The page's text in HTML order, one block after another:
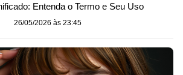
Entenda o Termo e Seu Uso
26/05/2026 às 23:45